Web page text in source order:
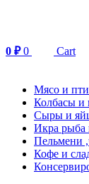
0 ₽ 0 Cart
Мясо и
Колбасы и
Сыры и
Икра рыба
Пельмени
Кофе и